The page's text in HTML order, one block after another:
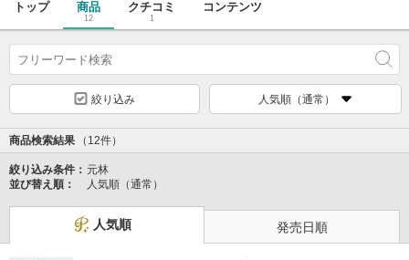
トップ 商品
12
クチコミ
1
コンテンツ
絞り込み 人気順（通常）
商品検索結果 （12件）
絞り込み条件： 元林
並び替え順：
人気順（通常）
人気順 発売日順